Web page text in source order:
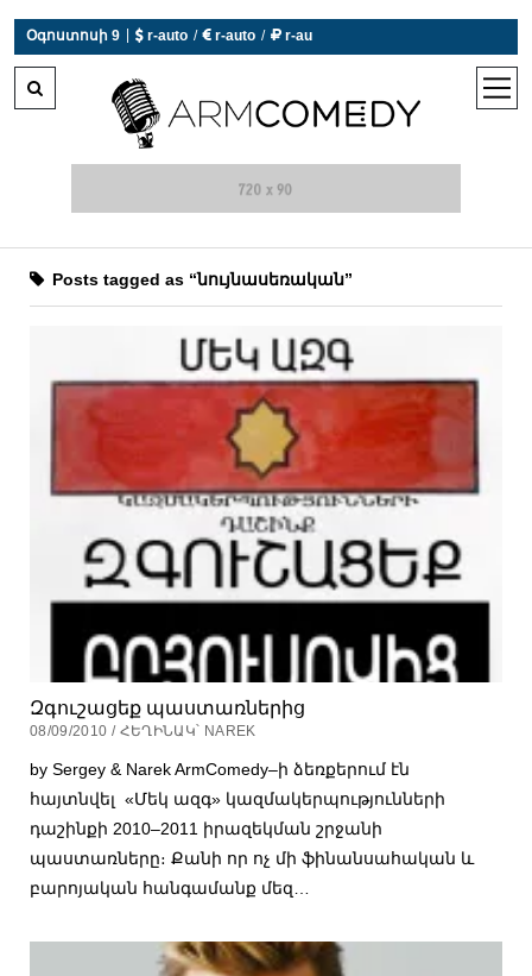
Օգոստոսի 9  r-auto /  r-auto /  r-au
open
Posts tagged as “նույնասեռական”
Զգուշացեք պաստառներից
08/09/2010 / ՀԵՂԻՆԱԿ՝ NAREK
by Sergey & Narek ArmComedy–ի ձեռքերում էն
հայտնվել «Մեկ ազգ» կազմակերպությունների
դաշինքի 2010–2011 իրազեկման շրջանի
պաստառները։ Քանի որ ոչ մի ֆինանսահական և
բարոյական հանգամանք մեզ…